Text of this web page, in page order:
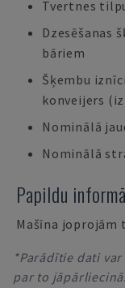
Tvertnes
Dzesēšanas
bāriem
Šķembu
konveijers
Nominālā
Nominālā
Papildu
Mašīna joprojām
*Parādītie dati
par to